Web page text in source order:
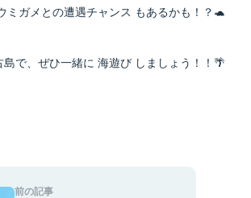
ミガメとの遭遇チャンス もあるかも！？🐢
島で、ぜひ一緒に 海遊び しましょう！！🌴
前の記事